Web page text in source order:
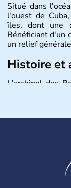
Situé dans
l'ouest de
îles, dont une
Bénéficiant d'un
un relief
Histoire et
L'archipel des
pris son essor
géographique
blocus imposé
aujourd'hui des